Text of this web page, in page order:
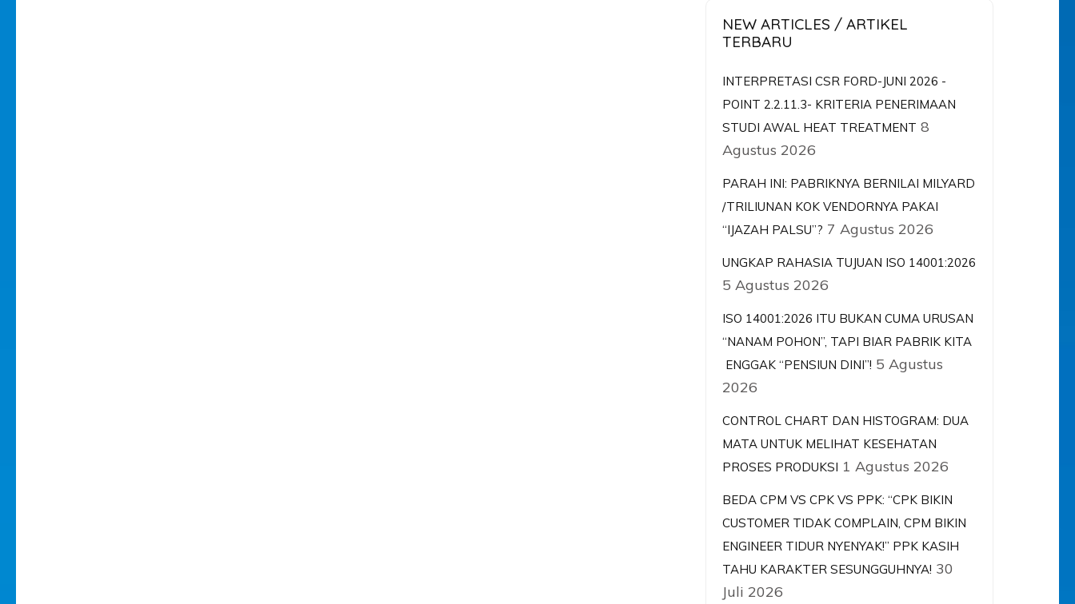
NEW ARTICLES / ARTIKEL
TERBARU
INTERPRETASI CSR FORD-JUNI 2026 -
POINT 2.2.11.3- KRITERIA PENERIMAAN
STUDI AWAL HEAT TREATMENT 8
Agustus 2026
PARAH INI: PABRIKNYA BERNILAI MILYARD
/TRILIUNAN KOK VENDORNYA PAKAI
“IJAZAH PALSU”? 7 Agustus 2026
UNGKAP RAHASIA TUJUAN ISO 14001:2026
5 Agustus 2026
ISO 14001:2026 ITU BUKAN CUMA URUSAN
“NANAM POHON”, TAPI BIAR PABRIK KITA
ENGGAK “PENSIUN DINI”! 5 Agustus
2026
CONTROL CHART DAN HISTOGRAM: DUA
MATA UNTUK MELIHAT KESEHATAN
PROSES PRODUKSI 1 Agustus 2026
BEDA CPM VS CPK VS PPK: “CPK BIKIN
CUSTOMER TIDAK COMPLAIN, CPM BIKIN
ENGINEER TIDUR NYENYAK!” PPK KASIH
TAHU KARAKTER SESUNGGUHNYA! 30
Juli 2026